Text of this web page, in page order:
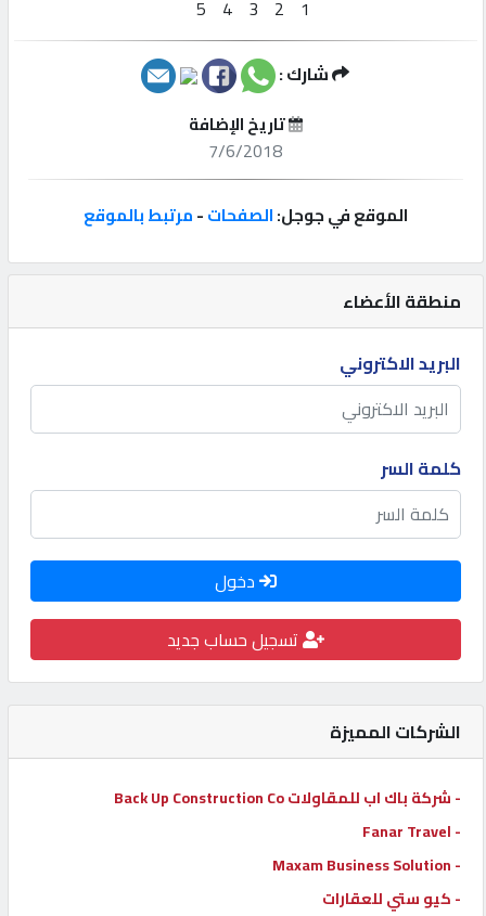
إعلانات
المنتدى
كيو
مزاد
كيو
نمبر
كيو
كارز
كيو
ماركت
الدليل
القطري
POWERED
منطقة الأعضاء
البريد الاكتروني
كلمة السر
دخول
تسجيل حساب جديد
الشركات المميزة
- شركة باك اب للمقاولات Back Up Construction Co
- Fanar Travel
- Maxam Business Solution
- كيو ستي للعقارات
شارك :
تاريخ الإضافة
7/6/2018
الموقع في جوجل:الصفحات-مرتبط بالموقع